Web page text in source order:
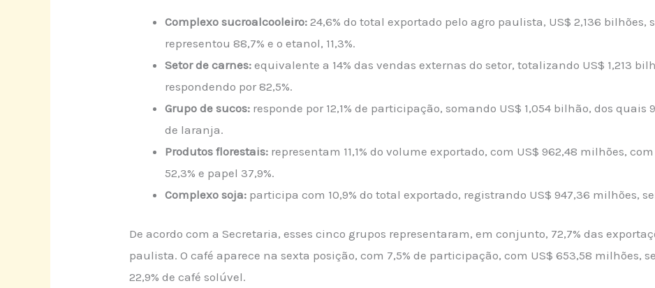
Complexo sucroalcooleiro: 24,6% do total exportado pelo agro paulista, US$ 2,136 bilhões,
representou 88,7% e o etanol, 11,3%.
Setor de carnes: equivalente a 14% das vendas externas do setor, totalizando US$ 1,213
respondendo por 82,5%.
Grupo de sucos: responde por 12,1% de participação, somando US$ 1,054 bilhão, dos quais
de laranja.
Produtos florestais: representam 11,1% do volume exportado, com US$ 962,48 milhões,
52,3% e papel 37,9%.
Complexo soja: participa com 10,9% do total exportado, registrando US$ 947,36 milhões,
De acordo com a Secretaria, esses cinco grupos representaram, em conjunto, 72,7% das
paulista. O café aparece na sexta posição, com 7,5% de participação, com US$ 653,58 milhões,
22,9% de café solúvel.